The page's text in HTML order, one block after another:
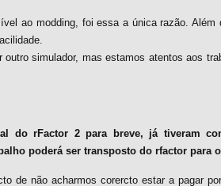
ao modding, foi essa a única razão.
outro simulador, mas estamos atentos aos
do rFactor 2 para breve, já tiveram
poderá ser transposto do rfactor para
de não acharmos corercto estar a pagar